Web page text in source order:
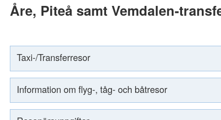
Åre, Piteå samt Vemdalen-
Taxi-/Transferresor
Information om flyg-, tåg- och båtresor